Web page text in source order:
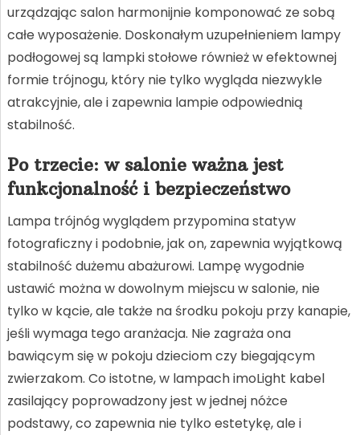
urządzając salon harmonijnie komponować ze sobą
całe wyposażenie. Doskonałym uzupełnieniem lampy
podłogowej są lampki stołowe również w efektownej
formie trójnogu, który nie tylko wygląda niezwykle
atrakcyjnie, ale i zapewnia lampie odpowiednią
stabilność.
Po trzecie: w salonie ważna jest
funkcjonalność i bezpieczeństwo
Lampa trójnóg wyglądem przypomina statyw
fotograficzny i podobnie, jak on, zapewnia wyjątkową
stabilność dużemu abażurowi. Lampę wygodnie
ustawić można w dowolnym miejscu w salonie, nie
tylko w kącie, ale także na środku pokoju przy kanapie,
jeśli wymaga tego aranżacja. Nie zagraża ona
bawiącym się w pokoju dzieciom czy biegającym
zwierzakom. Co istotne, w lampach imoLight kabel
zasilający poprowadzony jest w jednej nóżce
podstawy, co zapewnia nie tylko estetykę, ale i